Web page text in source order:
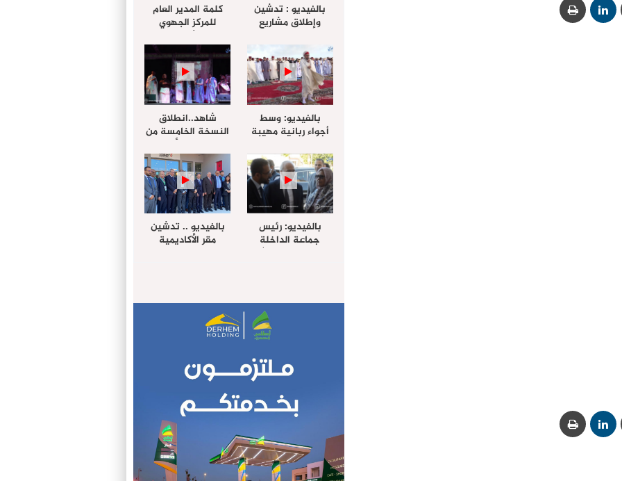
بالفيديو : تدشين
وإطلاق مشاريع
لعيد العرش
كلمة المدير العام
للمركز الجهوي
للإستثمار خلال
أشغال لإجتماع
التقييمي للجنة
الجهوية الموحد
لإستثمار بجهة
الداخلة…
بالفيديو: وسط
أجواء ربانية مهيبة
علي خليل ” يؤدي
صلاة عيد الفطر مع
جموع المصلين
شاهد..انطلاق
النسخة الخامسة من
مهرجان “الأمداح
النبوية” المنظم من
طرف مجلس جهة
الداخلة وادي الذهب
بالفيديو: رئيس
جماعة الداخلة
الراغب حرمة الله
الامريكية
بالفيديو .. تدشين
مقر الأكاديمية